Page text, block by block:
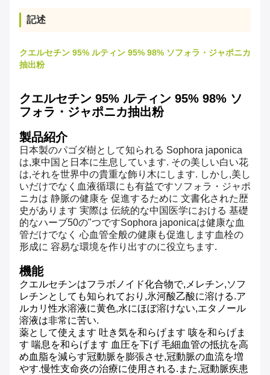
記述
クエルセチン 95% ルティン 95% 98% ソフォラ・ジャポニカ
抽出粉
クエルセチン 95% ルティン 95% 98% ソ
フォラ・ジャポニカ抽出粉
製品紹介
日本製のパゴダ樹として知られる Sophora japonica
は,東中国と日本に生息しています. その美しい白い花
は,それを世界中の貴重な飾り木にします. しかし,美し
いだけでなく血液循環にも有益ですソフォラ・ジャポ
ニカは 静脈の健康を 促進するために 文書化された歴
史があります 実際は 伝統的な中国医学における 基礎
的なハーブ50の"つですSophora japonicaは健康な血
管だけでなく 心血管全般の健康も促進します血栓の
形成に 容易な環境を作り出すのに役立ちます.
機能
クエルセチンはフラボノイド化合物で,メレチン,ソフ
レチンとしても知られており,氷河酸乙酸に溶ける.ア
ルカリ性水溶液に黄色,水にほぼ溶けない,エタノール
溶液は非常に苦い.
薬として使えます 吐き気を和らげます 咳を和らげま
す 喘息を和らげます 血圧を下げ 毛細血管の抵抗を高
め血脂を減らす冠動脈を膨張させ,冠動脈の血流を増
やす.慢性支命炎の治療に使用される.また,冠動脈疾患